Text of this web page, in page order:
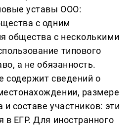
уставы ООО:
с одним
общества с несколькими
типового
а не обязанность.
содержит сведений о
размере
и составе участников: эти
в ЕГР. Для иностранного